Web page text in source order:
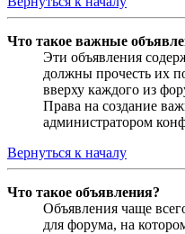
Что такое важные
Эти объявления
должны прочесть их
вверху каждого из
Права на создание
администратором
Вернуться к началу
Что такое объявления?
Объявления чаще
для форума, на